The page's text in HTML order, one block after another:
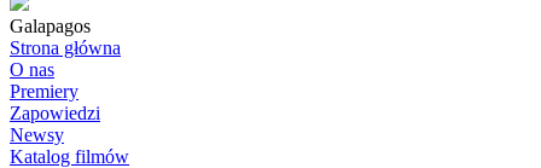
Galapagos
Strona główna
O nas
Premiery
Zapowiedzi
Newsy
Katalog filmów